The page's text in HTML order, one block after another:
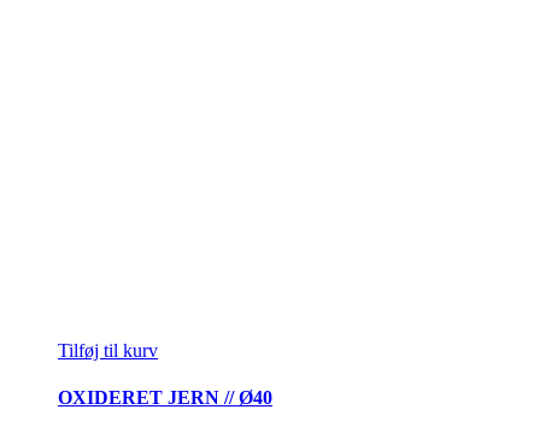
Tilføj til kurv
OXIDERET JERN // Ø40